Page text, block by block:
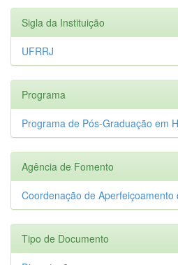
Sigla da Instituição
UFRRJ
Programa
Programa de Pós-Graduação em
Agência de Fomento
Coordenação de Aperfeiçoamento
Tipo de Documento